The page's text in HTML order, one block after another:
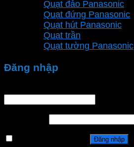
Quạt đảo Panasonic
Quạt đứng Panasonic
Quạt hút Panasonic
Quạt trần
Quạt tường Panasonic
Đăng nhập
Đăng nhập